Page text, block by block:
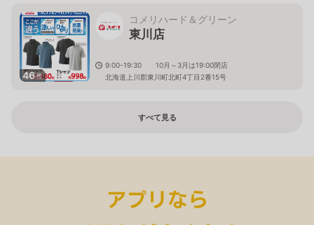
46枚
コメリハード＆グリーン
東川店
9:00-19:30 10月～3月は19:00閉店
北海道上川郡東川町北町4丁目2番15号
すべて見る